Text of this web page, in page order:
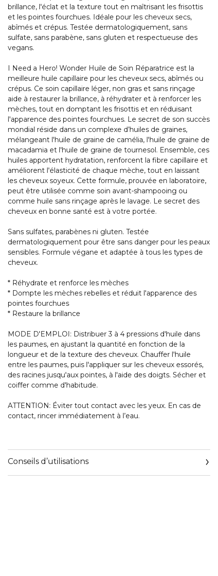
brillance, l'éclat et la texture tout en maîtrisant les frisottis
et les pointes fourchues. Idéale pour les cheveux secs,
abîmés et crépus. Testée dermatologiquement, sans
sulfate, sans parabène, sans gluten et respectueuse des
vegans.
I Need a Hero! Wonder Huile de Soin Réparatrice est la
meilleure huile capillaire pour les cheveux secs, abîmés ou
crépus. Ce soin capillaire léger, non gras et sans rinçage
aide à restaurer la brillance, à réhydrater et à renforcer les
mèches, tout en domptant les frisottis et en réduisant
l'apparence des pointes fourchues. Le secret de son succès
mondial réside dans un complexe d’huiles de graines,
mélangeant l'huile de graine de camélia, l'huile de graine de
macadamia et l'huile de graine de tournesol. Ensemble, ces
huiles apportent hydratation, renforcent la fibre capillaire et
améliorent l'élasticité de chaque mèche, tout en laissant
les cheveux soyeux. Cette formule, prouvée en laboratoire,
peut être utilisée comme soin avant-shampooing ou
comme huile sans rinçage après le lavage. Le secret des
cheveux en bonne santé est à votre portée.
Sans sulfates, parabènes ni gluten. Testée
dermatologiquement pour être sans danger pour les peaux
sensibles. Formule végane et adaptée à tous les types de
cheveux.
* Réhydrate et renforce les mèches
* Dompte les mèches rebelles et réduit l'apparence des
pointes fourchues
* Restaure la brillance
MODE D'EMPLOI: Distribuer 3 à 4 pressions d'huile dans
les paumes, en ajustant la quantité en fonction de la
longueur et de la texture des cheveux. Chauffer l'huile
entre les paumes, puis l'appliquer sur les cheveux essorés,
des racines jusqu'aux pointes, à l'aide des doigts. Sécher et
coiffer comme d'habitude.
ATTENTION: Éviter tout contact avec les yeux. En cas de
contact, rincer immédiatement à l’eau.
Conseils d’utilisations